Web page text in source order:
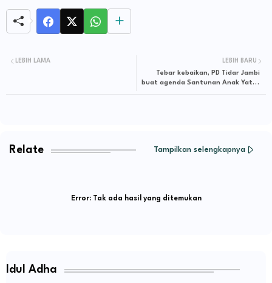
LEBIH BARU
Tebar kebaikan, PD Tidar Jambi
buat agenda Santunan Anak Yatim
LEBIH LAMA
Relate Tampilkan selengkapnya
Error:Tak ada hasil yang ditemukan
Idul Adha